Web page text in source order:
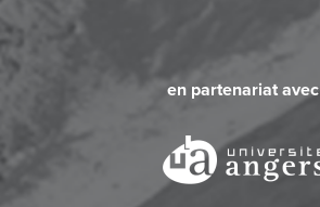
en partenariat avec